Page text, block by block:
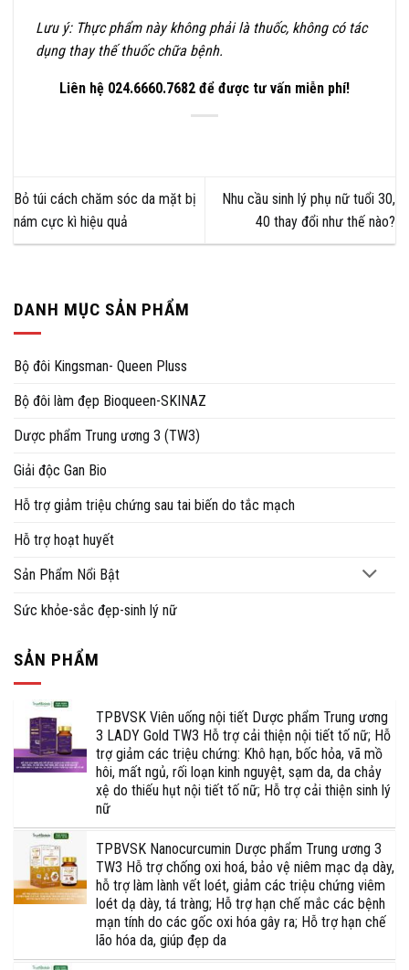
Lưu ý: Thực phẩm này không phải là thuốc, không có tác
dụng thay thế thuốc chữa bệnh.
Liên hệ 024.6660.7682 để được tư vấn miễn phí!
Bỏ túi cách chăm sóc da mặt bị
nám cực kì hiệu quả
Nhu cầu sinh lý phụ nữ tuổi 30,
40 thay đổi như thế nào?
DANH MỤC SẢN PHẨM
Bộ đôi Kingsman- Queen Pluss
Bộ đôi làm đẹp Bioqueen-SKINAZ
Dược phẩm Trung ương 3 (TW3)
Giải độc Gan Bio
Hỗ trợ giảm triệu chứng sau tai biến do tắc mạch
Hỗ trợ hoạt huyết
Sản Phẩm Nổi Bật
Sức khỏe-sắc đẹp-sinh lý nữ
SẢN PHẨM
TPBVSK Viên uống nội tiết Dược phẩm Trung ương
3 LADY Gold TW3 Hỗ trợ cải thiện nội tiết tố nữ; Hỗ
trợ giảm các triệu chứng: Khô hạn, bốc hỏa, vã mồ
hôi, mất ngủ, rối loạn kinh nguyệt, sạm da, da chảy
xệ do thiếu hụt nội tiết tố nữ; Hỗ trợ cải thiện sinh lý
nữ
TPBVSK Nanocurcumin Dược phẩm Trung ương 3
TW3 Hỗ trợ chống oxi hoá, bảo vệ niêm mạc dạ dày,
hỗ trợ làm lành vết loét, giảm các triệu chứng viêm
loét dạ dày, tá tràng; Hỗ trợ hạn chế mắc các bệnh
mạn tính do các gốc oxi hóa gây ra; Hỗ trợ hạn chế
lão hóa da, giúp đẹp da